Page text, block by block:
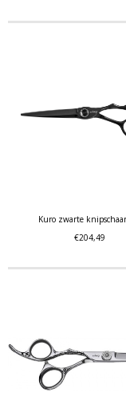
Kuro zwarte
€204,49